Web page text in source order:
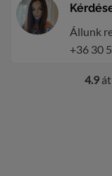
Állunk
+36 30
4.9